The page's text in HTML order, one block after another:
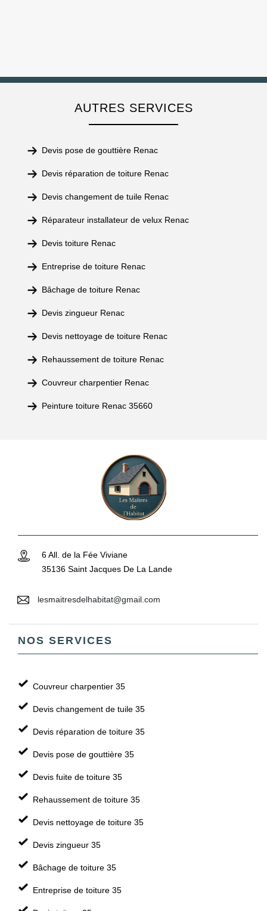
AUTRES SERVICES
Devis pose de gouttière Renac
Devis réparation de toiture Renac
Devis changement de tuile Renac
Réparateur installateur de velux Renac
Devis toiture Renac
Entreprise de toiture Renac
Bâchage de toiture Renac
Devis zingueur Renac
Devis nettoyage de toiture Renac
Rehaussement de toiture Renac
Couvreur charpentier Renac
Peinture toiture Renac 35660
6 All. de la Fée Viviane
35136 Saint Jacques De La Lande
lesmaitresdelhabitat@gmail.com
NOS SERVICES
Couvreur charpentier 35
Devis changement de tuile 35
Devis réparation de toiture 35
Devis pose de gouttière 35
Devis fuite de toiture 35
Rehaussement de toiture 35
Devis nettoyage de toiture 35
Devis zingueur 35
Bâchage de toiture 35
Entreprise de toiture 35